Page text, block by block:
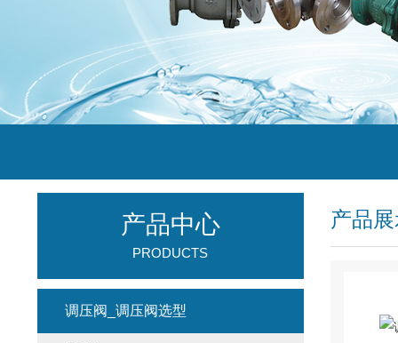
产品
产品中心
PRODUCTS
调压阀_调压阀选型